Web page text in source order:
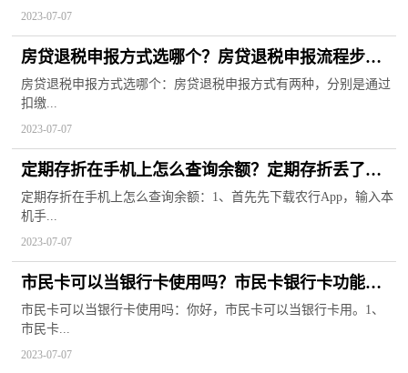
2023-07-07
房贷退税申报方式选哪个？房贷退税申报流程步骤
2023
房贷退税申报方式选哪个：房贷退税申报方式有两种，分别是通过
扣缴...
2023-07-07
定期存折在手机上怎么查询余额？定期存折丢了怎
么办？
定期存折在手机上怎么查询余额：1、首先先下载农行App，输入本
机手...
2023-07-07
市民卡可以当银行卡使用吗？市民卡银行卡功能怎
么激活？
市民卡可以当银行卡使用吗：你好，市民卡可以当银行卡用。1、
市民卡...
2023-07-07